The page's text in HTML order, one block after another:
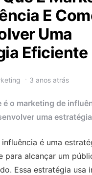
E
Uma
Eficiente
3 anos atrás
é o marketing de
uma
é uma
para alcançar um
Essa estratégia usa